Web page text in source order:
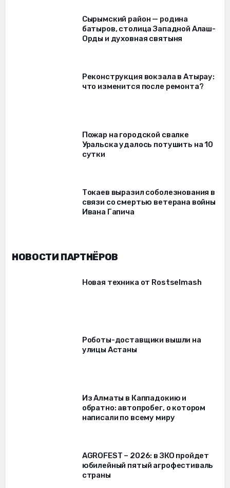
Сырымский район — родина
батыров, столица Западной Алаш-
Орды и духовная святыня
Реконструкция вокзала в Атырау:
что изменится после ремонта?
Пожар на городской свалке
Уральска удалось потушить на 10
сутки
Токаев выразил соболезнования в
связи со смертью ветерана войны
Ивана Гапича
НОВОСТИ ПАРТНЁРОВ
Новая техника от Rostselmash
Роботы-доставщики вышли на
улицы Астаны
Из Алматы в Каппадокию и
обратно: автопробег, о котором
написали по всему миру
AGROFEST – 2026: в ЗКО пройдет
юбилейный пятый агрофестиваль
страны